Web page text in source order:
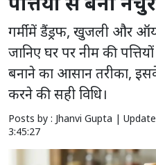
गर्मी में डैंड्रफ, खुजली और
जानिए घर पर नीम की
बनाने का आसान तरीका,
करने की सही विधि।
Posts by : Jhanvi Gupta |
3:45:27